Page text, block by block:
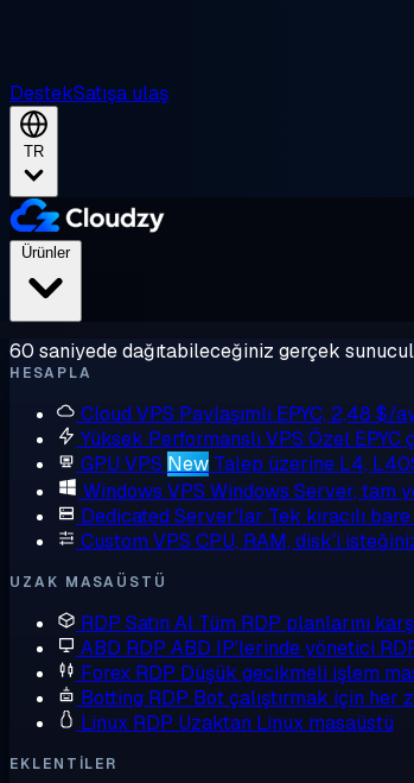
DestekSatışa ulaş
TR
Ürünler
60 saniyede dağıtabileceğiniz gerçek
HESAPLA
Cloud VPS Paylaşımlı EPYC, 2,48 $/
Yüksek Performanslı VPS Özel EPYC
GPU VPS New Talep üzerine L4,
Windows VPS Windows Server, tam
Dedicated Server'lar Tek kiracılı
Custom VPS CPU, RAM, disk'i
UZAK MASAÜSTÜ
RDP Satın Al Tüm RDP planlarını
ABD RDP ABD IP'lerinde yönetici
Forex RDP Düşük gecikmeli işlem
Botting RDP Bot çalıştırmak için her
Linux RDP Uzaktan Linux masaüstü
EKLENTILER